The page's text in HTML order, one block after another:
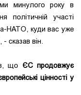
минулого року в
політичній участі
НАТО, куди вас уже
сказав він.
що ЄС продовжує
цінності у